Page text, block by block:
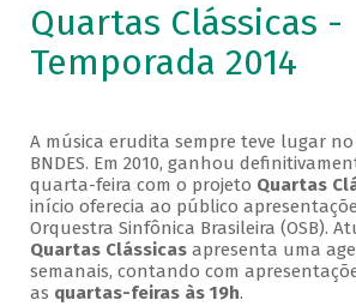
Quartas Clássicas -
Temporada 2014
A música erudita sempre teve lugar
BNDES. Em 2010, ganhou
quarta-feira com o projeto Quartas
início oferecia ao público
Orquestra Sinfônica Brasileira (OSB).
Quartas Clássicasapresenta uma
semanais, contando com
as quartas-feiras às 19h.